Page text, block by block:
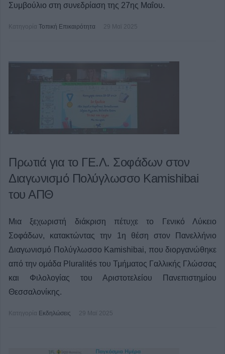
Συμβούλιο στη συνεδρίαση της 27ης Μαΐου.
Κατηγορία Τοπική Επικαιρότητα 29 Μαϊ 2025
Πρωτιά για το ΓΕ.Λ. Σοφάδων στον
Διαγωνισμό Πολύγλωσσο Kamishibai
του ΑΠΘ
Μια ξεχωριστή διάκριση πέτυχε το Γενικό Λύκειο
Σοφάδων, κατακτώντας την 1η θέση στον Πανελλήνιο
Διαγωνισμό Πολύγλωσσο Kamishibai, που διοργανώθηκε
από την ομάδα Pluralités του Τμήματος Γαλλικής Γλώσσας
και Φιλολογίας του Αριστοτελείου Πανεπιστημίου
Θεσσαλονίκης.
Κατηγορία Εκδηλώσεις 29 Μαϊ 2025